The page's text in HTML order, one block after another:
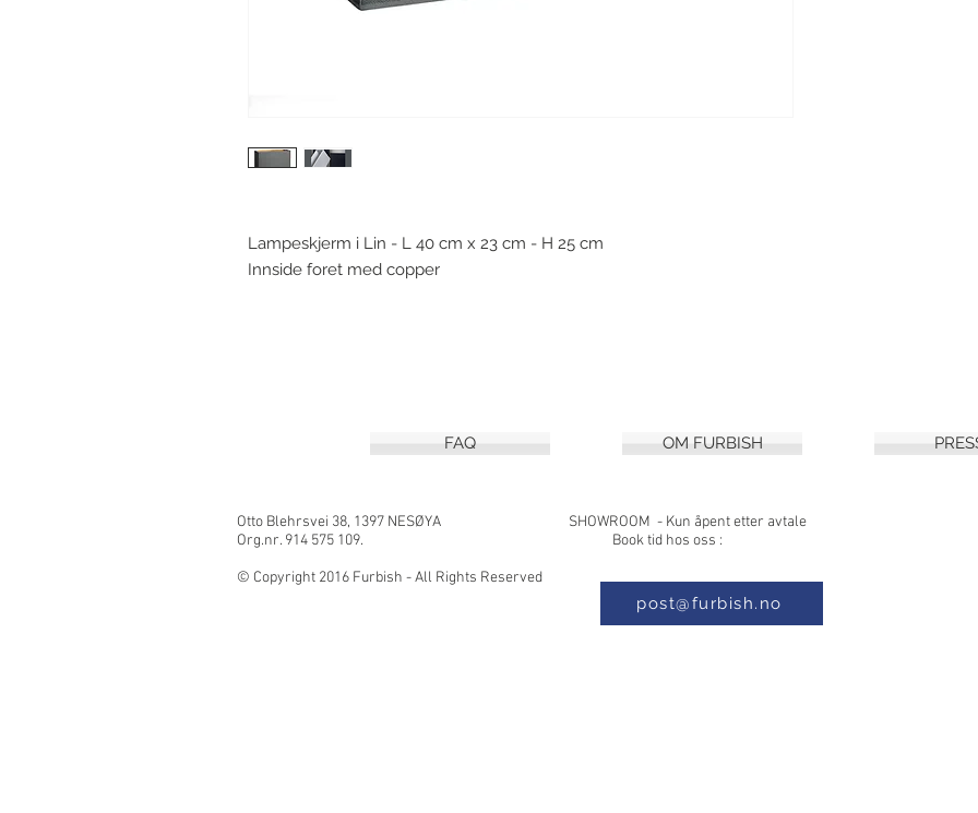
Lampeskjerm i Lin - L 40 cm x 23 cm - H 25 cm
Innside foret med copper
FAQ OM FURBISH
Otto Blehrsvei 38, 1397 NESØYA SHOWROOM - Kun
Org.nr. 914 575 109. Book tid hos oss :
© Copyright 2016 Furbish - All Rights Reserved
post@furbish.no